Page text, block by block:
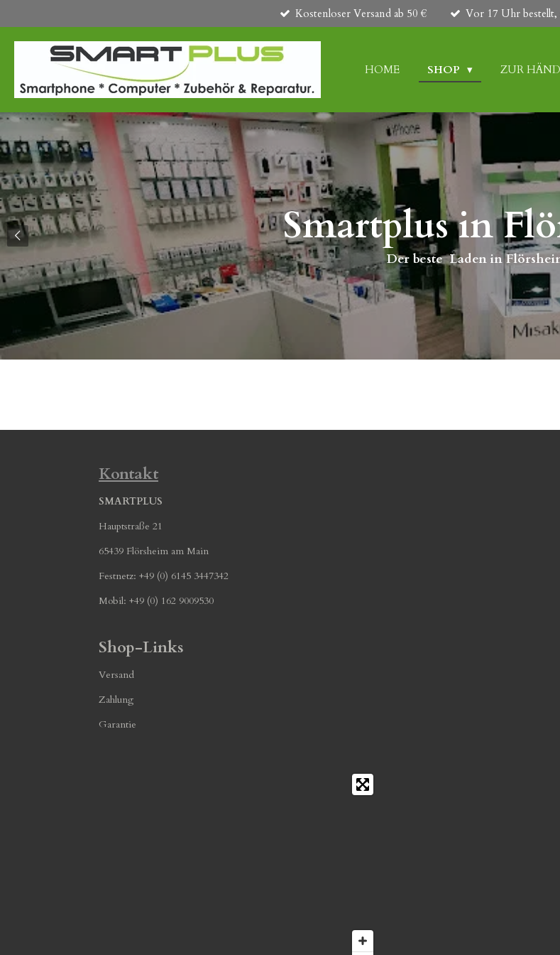
Hauptinhalt
springen
Kostenloser Versand ab 50 € Vor 17 Uhr bestellt,
HOME SHOP ZUR
Smartplus in
Der beste Laden in
Kontakt
SMARTPLUS
Hauptstraße 21
65439 Flörsheim am Main
Festnetz: +49 (0) 6145 3447342
Mobil: +49 (0) 162 9009530
Shop-Links
Versand
Zahlung
Garantie